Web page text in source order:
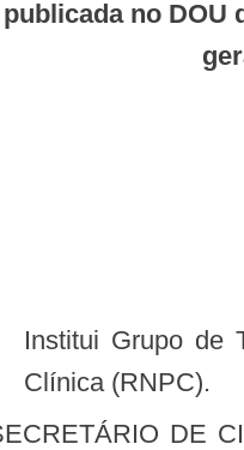
Institui Grupo de Trabalho para definição de diretrizes gerais de operacionalização da Rede Nacional de Pesquisa
Clínica (RNPC).